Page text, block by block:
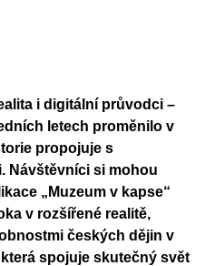
i digitální průvodci –
letech proměnilo v
propojuje s
Návštěvníci si mohou
„Muzeum v kapse“
v rozšířené realitě,
českých dějin v
spojuje skutečný svět